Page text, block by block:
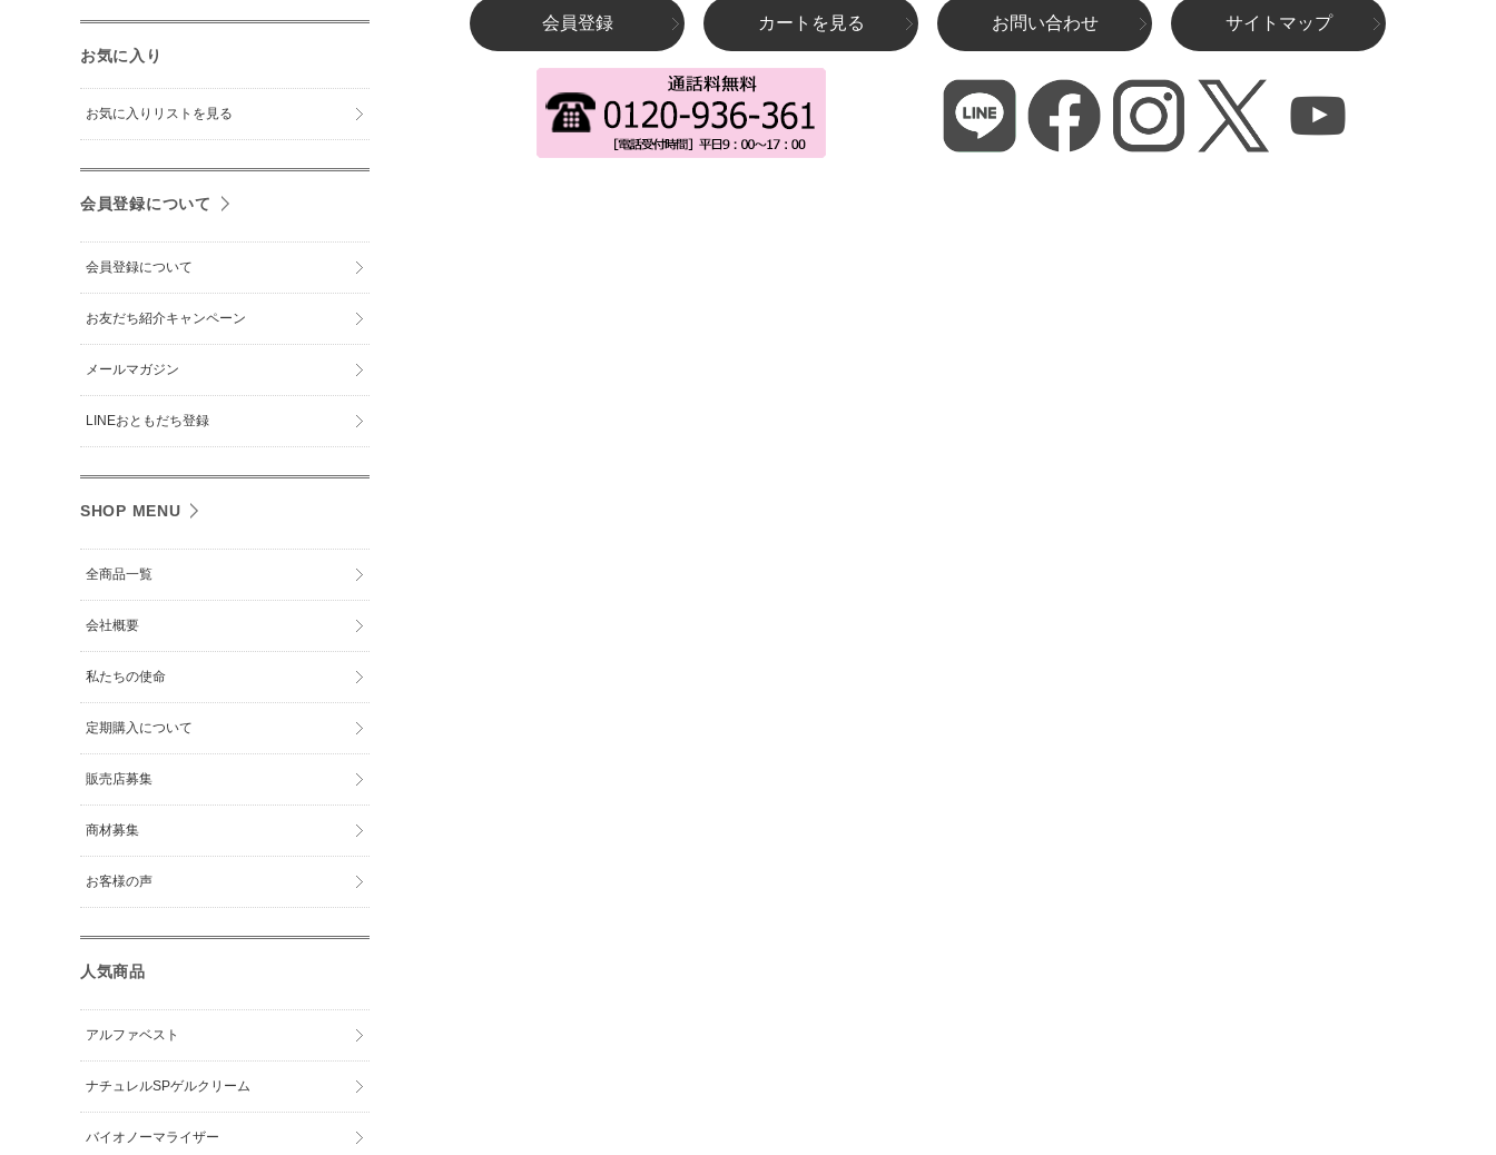
会員登録 カートを見る お問い合わせ サイトマップ
お気に入り
お気に入りリストを見る
会員登録について
会員登録について
お友だち紹介キャンペーン
メールマガジン
LINEおともだち登録
SHOP MENU
全商品一覧
会社概要
私たちの使命
定期購入について
販売店募集
商材募集
お客様の声
人気商品
アルファベスト
ナチュレルSPゲルクリーム
バイオノーマライザー